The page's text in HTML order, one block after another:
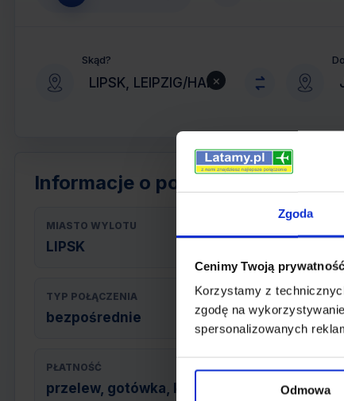
Zgoda
Cenimy Twoją
Korzystamy z
zgodę na
spersonalizowanych
Odmowa
Skąd?
×
Informacje o połączeniu
MIASTO WYLOTU
LIPSK
TYP POŁĄCZENIA
bezpośrednie
PŁATNOŚĆ
przelew, gotówka, karta